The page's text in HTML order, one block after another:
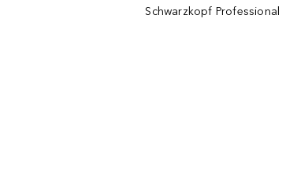
Schwarzkopf Professional